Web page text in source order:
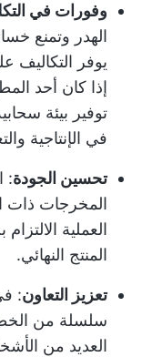
وفورات في
الهدر وتمنع
يوفر التكاليف
إذا كان أحد
توفير بيئة
في الإنتاجية
تحسين الجودة:
المخرجات ذات
العملية
المنتج النهائي.
تعزيز التعاون:
سلسلة من
العديد من